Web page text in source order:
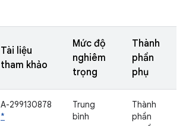
Tài liệu
tham khảo
Mức độ
nghiêm
trọng
Thành
phần
phụ
A-299130878
*
Trung
bình
Thành
phần